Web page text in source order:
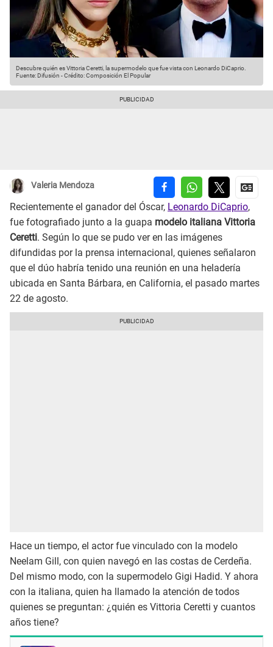
Descubre quién es Vittoria Ceretti, la supermodelo que fue vista con Leonardo DiCaprio.
Fuente: Difusión -Crédito: Composición El Popular
Valeria Mendoza
Recientemente el ganador del Óscar, Leonardo DiCaprio,
fue fotografiado junto a la guapa modelo italiana Vittoria
Ceretti. Según lo que se pudo ver en las imágenes
difundidas por la prensa internacional, quienes señalaron
que el dúo habría tenido una reunión en una heladería
ubicada en Santa Bárbara, en California, el pasado martes
22 de agosto.
Hace un tiempo, el actor fue vinculado con la modelo
Neelam Gill, con quien navegó en las costas de Cerdeña.
Del mismo modo, con la supermodelo Gigi Hadid. Y ahora
con la italiana, quien ha llamado la atención de todos
quienes se preguntan: ¿quién es Vittoria Ceretti y cuantos
años tiene?